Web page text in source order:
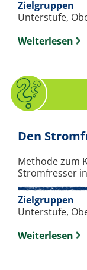
Zielgruppen
Unterstufe,
Weiterlesen
Den
Methode zum
Stromfresser
Zielgruppen
Unterstufe,
Weiterlesen